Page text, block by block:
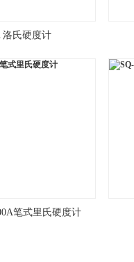
洛氏硬度计
笔式里氏硬度计